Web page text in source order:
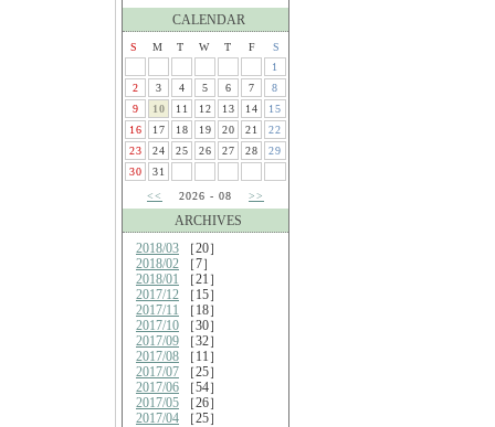
CALENDAR
S M T W T F
S
1
2
3 4 5 6 7
8
9
10 11 12 13 14
15
16
17 18 19 20 21
22
23
24 25 26 27 28
29
30
31
<<
2026 - 08 >>
ARCHIVES
2018/03 ［20］
2018/02 ［7］
2018/01 ［21］
2017/12 ［15］
2017/11 ［18］
2017/10 ［30］
2017/09 ［32］
2017/08 ［11］
2017/07 ［25］
2017/06 ［54］
2017/05 ［26］
2017/04 ［25］